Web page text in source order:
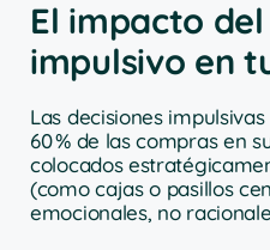
El impacto
impulsivo en
Las decisiones
60 % de las compras en
colocados
(como cajas o pasillos
emocionales, no